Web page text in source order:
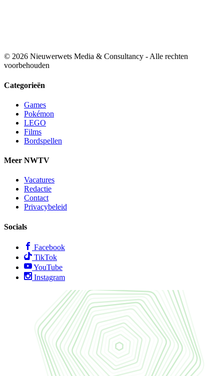
© 2026 Nieuwerwets Media & Consultancy - Alle rechten
voorbehouden
Categorieën
Games
Pokémon
LEGO
Films
Bordspellen
Meer NWTV
Vacatures
Redactie
Contact
Privacybeleid
Socials
Facebook
TikTok
YouTube
Instagram